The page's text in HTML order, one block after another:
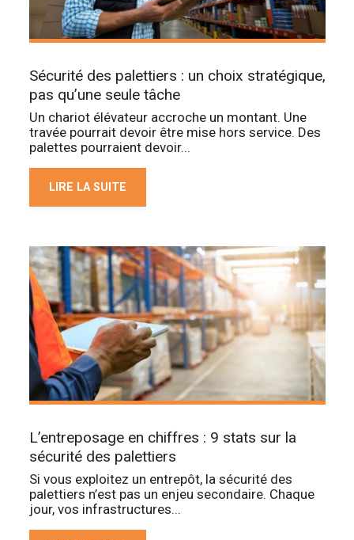
Sécurité des palettiers : un choix stratégique,
pas qu’une seule tâche
Un chariot élévateur accroche un montant. Une
travée pourrait devoir être mise hors service. Des
palettes pourraient devoir...
LIRE LA SUITE
L’entreposage en chiffres : 9 stats sur la
sécurité des palettiers
Si vous exploitez un entrepôt, la sécurité des
palettiers n’est pas un enjeu secondaire. Chaque
jour, vos infrastructures...